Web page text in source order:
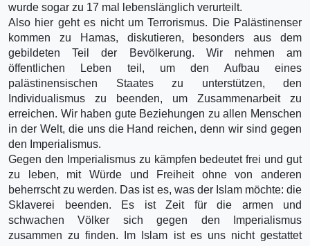
wurde sogar zu 17 mal lebenslänglich verurteilt.
Also hier geht es nicht um Terrorismus. Die Palästinenser
kommen zu Hamas, diskutieren, besonders aus dem
gebildeten Teil der Bevölkerung. Wir nehmen am
öffentlichen Leben teil, um den Aufbau eines
palästinensischen Staates zu unterstützen, den
Individualismus zu beenden, um Zusammenarbeit zu
erreichen. Wir haben gute Beziehungen zu allen Menschen
in der Welt, die uns die Hand reichen, denn wir sind gegen
den Imperialismus.
Gegen den Imperialismus zu kämpfen bedeutet frei und gut
zu leben, mit Würde und Freiheit ohne von anderen
beherrscht zu werden. Das ist es, was der Islam möchte: die
Sklaverei beenden. Es ist Zeit für die armen und
schwachen Völker sich gegen den Imperialismus
zusammen zu finden. Im Islam ist es uns nicht gestattet